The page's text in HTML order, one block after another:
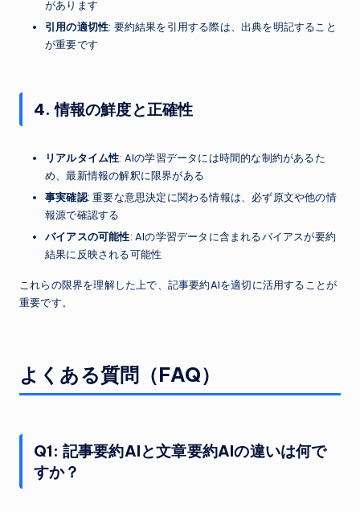
があります
引用の適切性: 要約結果を引用する際は、出典を明記すること
が重要です
4. 情報の鮮度と正確性
リアルタイム性: AIの学習データには時間的な制約があるた
め、最新情報の解釈に限界がある
事実確認: 重要な意思決定に関わる情報は、必ず原文や他の情
報源で確認する
バイアスの可能性: AIの学習データに含まれるバイアスが要約
結果に反映される可能性
これらの限界を理解した上で、記事要約AIを適切に活用することが
重要です。
よくある質問（FAQ）
Q1: 記事要約AIと文章要約AIの違いは何で
すか？